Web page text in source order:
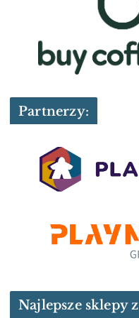
Partnerzy:
Najlepsze sklepy z